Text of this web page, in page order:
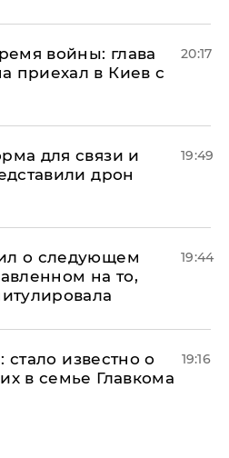
войны: глава
приехал в Киев с
20:17
для связи и
дрон
19:49
о следующем
на то,
19:44
стало известно о
в семье Главкома
19:16